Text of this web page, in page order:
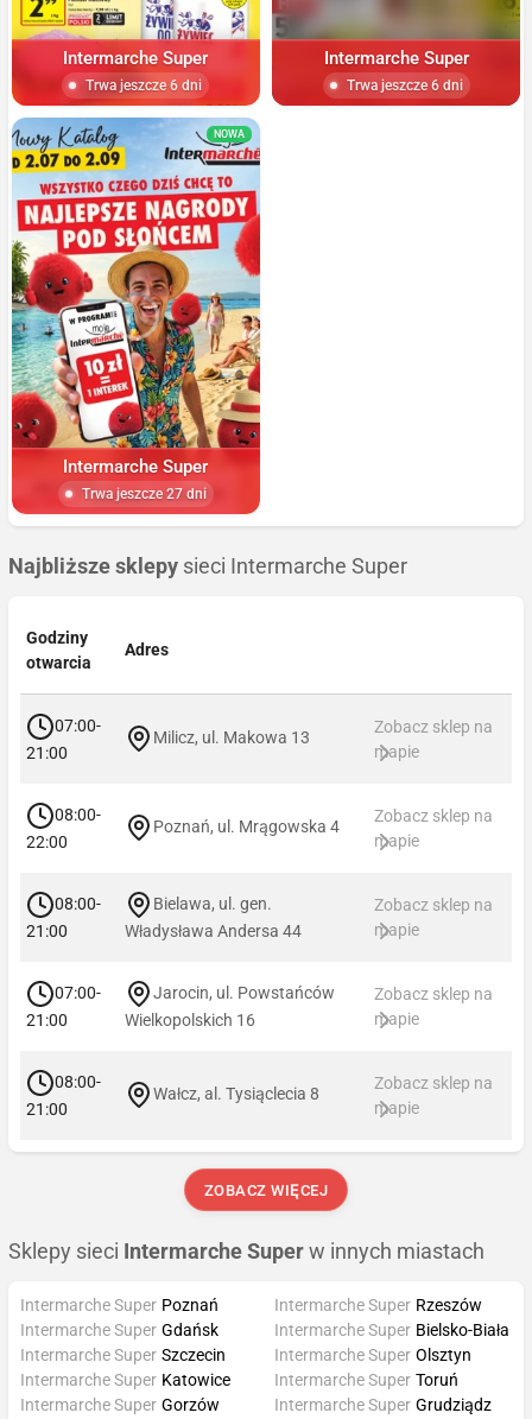
Intermarche Super
Trwa jeszcze 6 dni
Intermarche Super
Trwa jeszcze 6 dni
NOWA
Intermarche Super
Trwa jeszcze 27 dni
Najbliższe sklepy sieci Intermarche Super
Godziny
otwarcia
Adres
07:00-
21:00
Milicz, ul. Makowa 13
Zobacz sklep na
mapie
08:00-
22:00
Poznań, ul. Mrągowska 4
Zobacz sklep na
mapie
08:00-
21:00
Bielawa, ul. gen.
Władysława Andersa 44
Zobacz sklep na
mapie
07:00-
21:00
Jarocin, ul. Powstańców
Wielkopolskich 16
Zobacz sklep na
mapie
08:00-
21:00
Wałcz, al. Tysiąclecia 8
Zobacz sklep na
mapie
ZOBACZ WIĘCEJ
Sklepy sieci Intermarche Super w innych miastach
Intermarche Super Poznań
Intermarche Super Gdańsk
Intermarche Super Szczecin
Intermarche Super Katowice
Intermarche Super Rzeszów
Intermarche Super Bielsko-Biała
Intermarche Super Olsztyn
Intermarche Super Toruń
Intermarche Super Gorzów Intermarche Super Grudziądz